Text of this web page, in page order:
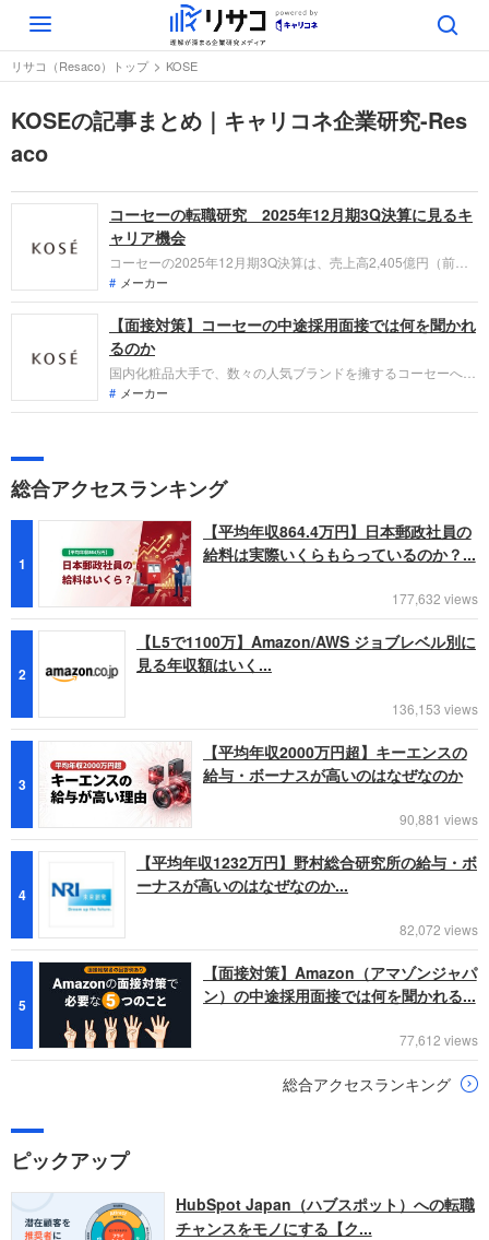
Toggle
navigation
リサコ（Resaco）トップ KOSE
KOSEの記事まとめ｜キャリコネ企業研究-Res
aco
コーセーの転職研究 2025年12月期3Q決算に見るキ
ャリア機会
コーセーの2025年12月期3Q決算は、売上高2,405億円（前年
同期比+0.7%）と微増。「DECORTÉ」等のハイプレステージ
が好調な一方、ピューリ社の新規連結や海外投資増で営業利益
は135億円（-27.8%）となりました。「なぜ今コーセーなの
か？」、新領域のOTC医薬品やグローバル展開における役割を
整理します。
メーカー
【面接対策】コーセーの中途採用面接では何を聞かれ
るのか
国内化粧品大手で、数々の人気ブランドを擁するコーセーへの
転職。採用面接は新卒の場合と違い、これまでの仕事への取り
組み方や成果を具体的に問われるほか、キャリアシートだけで
対策をすすめ転職を成功させましょう。
メーカー
総合アクセスランキング
1
【平均年収864.4万円】日本郵政社員の
給料は実際いくらもらっているのか？...
177,632 views
2
【L5で1100万】Amazon/AWS ジョブレベル別に
見る年収額はいく...
136,153 views
3
【平均年収2000万円超】キーエンスの
給与・ボーナスが高いのはなぜなのか
90,881 views
4
【平均年収1232万円】野村総合研究所の給与・ボ
ーナスが高いのはなぜなのか...
82,072 views
5
【面接対策】Amazon（アマゾンジャパ
ン）の中途採用面接では何を聞かれる...
77,612 views
総合アクセスランキング
ピックアップ
HubSpot Japan（ハブスポット）への転職
チャンスをモノにする【ク...